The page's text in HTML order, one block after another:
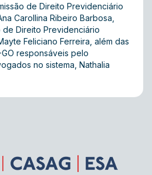
de Direito Previdenciário
Carollina Ribeiro Barbosa,
de Direito Previdenciário
Feliciano Ferreira, além das
responsáveis pelo
no sistema, Nathalia